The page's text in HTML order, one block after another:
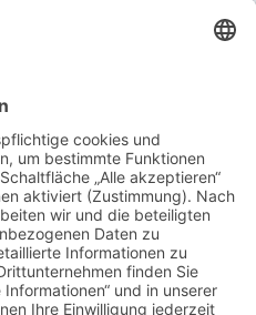
Informationen.
eigener Angebote
bitte